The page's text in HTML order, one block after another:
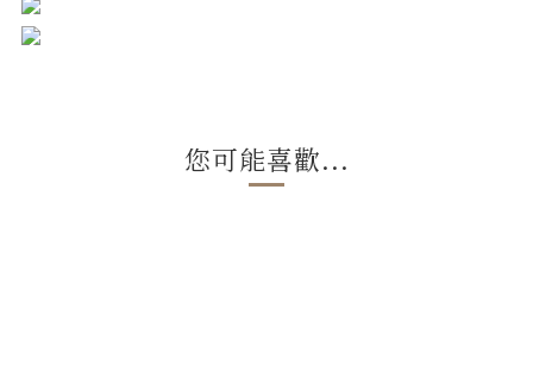
您可能喜歡...